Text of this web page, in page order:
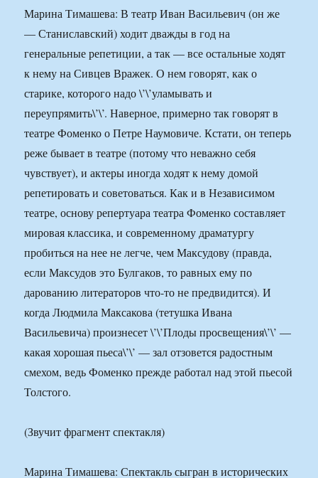
Марина Тимашева: В театр Иван Васильевич (он же
— Станиславский) ходит дважды в год на
генеральные репетиции, а так — все остальные ходят
к нему на Сивцев Вражек. О нем говорят, как о
старике, которого надо \’\’уламывать и
переупрямить\’\’. Наверное, примерно так говорят в
театре Фоменко о Петре Наумовиче. Кстати, он теперь
реже бывает в театре (потому что неважно себя
чувствует), и актеры иногда ходят к нему домой
репетировать и советоваться. Как и в Независимом
театре, основу репертуара театра Фоменко составляет
мировая классика, и современному драматургу
пробиться на нее не легче, чем Максудову (правда,
если Максудов это Булгаков, то равных ему по
дарованию литераторов что-то не предвидится). И
когда Людмила Максакова (тетушка Ивана
Васильевича) произнесет \’\’Плоды просвещения\’\’ —
какая хорошая пьеса\’\’ — зал отзовется радостным
смехом, ведь Фоменко прежде работал над этой пьесой
Толстого.
(Звучит фрагмент спектакля)
Марина Тимашева: Спектакль сыгран в исторических